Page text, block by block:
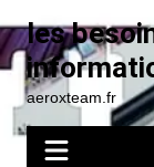
au
contenu
les
aeroxteam.fr